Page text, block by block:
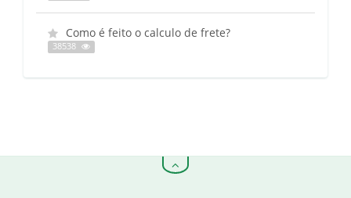
Como é feito o calculo de frete?
38538